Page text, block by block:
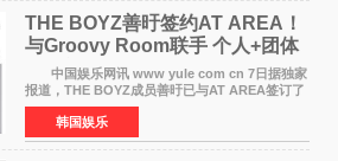
THE BOYZ善旴签约AT AREA！
与Groovy Room联手 个人+团体
活动并行
中国娱乐网讯 www yule com cn 7日据独家
报道，THE BOYZ成员善旴已与AT AREA签订了
专属合约。AT AREA是由知名制作人组合
Groovy Room创立的hip-hop厂牌，旗下拥有多
位实力派音乐人，在韩
韩国娱乐